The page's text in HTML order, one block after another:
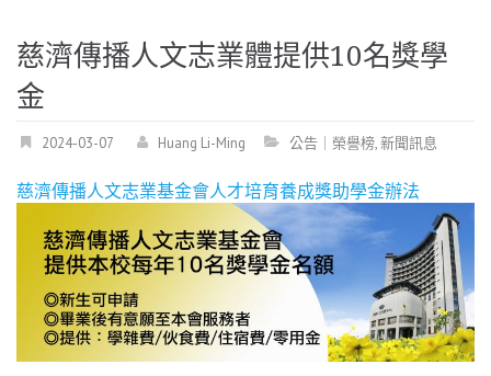
字:
慈濟傳播人文志業體提供10名獎學
金
2024-03-07 Huang Li-Ming 公告｜榮譽榜,新聞訊息
慈濟傳播人文志業基金會人才培育養成獎助學金辦法